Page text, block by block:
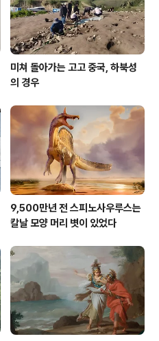
미쳐 돌아가는 고고 중국, 하북성
의 경우
9,500만년 전 스피노사우루스는
칼날 모양 머리 볏이 있었다